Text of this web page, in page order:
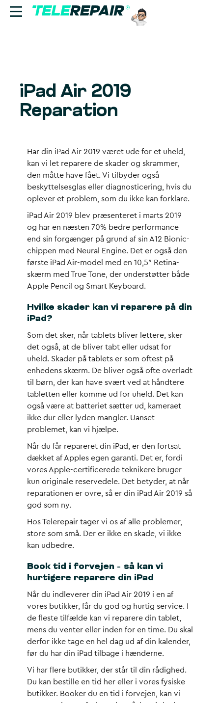
Find butik
Ring til os:
+45 70 60 55 90
iPad Air 2019
Reparation
Har din iPad Air 2019 været ude for et uheld,
kan vi let reparere de skader og skrammer,
den måtte have fået. Vi tilbyder også
beskyttelsesglas eller diagnosticering, hvis du
oplever et problem, som du ikke kan forklare.
iPad Air 2019 blev præsenteret i marts 2019
og har en næsten 70% bedre performance
end sin forgænger på grund af sin A12 Bionic-
chippen med Neural Engine. Det er også den
første iPad Air-model med en 10,5″ Retina-
skærm med True Tone, der understøtter både
Apple Pencil og Smart Keyboard.
Hvilke skader kan vi reparere på din
iPad?
Som det sker, når tablets bliver lettere, sker
det også, at de bliver tabt eller udsat for
uheld. Skader på tablets er som oftest på
enhedens skærm. De bliver også ofte overladt
til børn, der kan have svært ved at håndtere
tabletten eller komme ud for uheld. Det kan
også være at batteriet sætter ud, kameraet
ikke dur eller lyden mangler. Uanset
problemet, kan vi hjælpe.
Når du får repareret din iPad, er den fortsat
dækket af Apples egen garanti. Det er, fordi
vores Apple-certificerede teknikere bruger
kun originale reservedele. Det betyder, at når
reparationen er ovre, så er din iPad Air 2019 så
god som ny.
Hos Telerepair tager vi os af alle problemer,
store som små. Der er ikke en skade, vi ikke
kan udbedre.
Book tid i forvejen – så kan vi
hurtigere reparere din iPad
Når du indleverer din iPad Air 2019 i en af
vores butikker, får du god og hurtig service. I
de fleste tilfælde kan vi reparere din tablet,
mens du venter eller inden for en time. Du skal
derfor ikke tage en hel dag ud af din kalender,
før du har din iPad tilbage i hænderne.
Vi har flere butikker, der står til din rådighed.
Du kan bestille en tid her eller i vores fysiske
butikker. Booker du en tid i forvejen, kan vi